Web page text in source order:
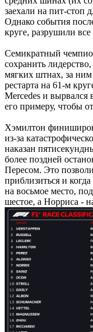
заехали на пит-стоп
Однако события
круге, разрушили
Семикратный
сохранить
мягких штнах, за ним
рестарта на 61-м
Mercedes и вырвался
его примеру, чтобы
Хэмилтон
из-за
наказан
более поздней
Пересом. Это
приблизиться и
на восьмое место,
шестое, а Норриса -